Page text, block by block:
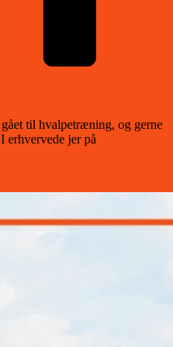
til hvalpetræning, og gerne
erhvervede jer på